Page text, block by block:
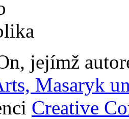
, jejímž
Masaryk
Creative